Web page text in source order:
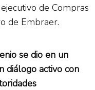
de Compras
de Embraer.
se dio en un
diálogo activo con